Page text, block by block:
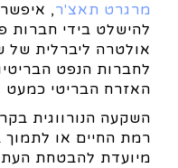
מרגרט תאצ'ר,
להישלט בידי חברות
אולטרה ליברלית של
לחברות הנפט
האזרח הבריטי כמעט
השקעה הנורווגית
רמת החיים או
מיועדת להבטחת